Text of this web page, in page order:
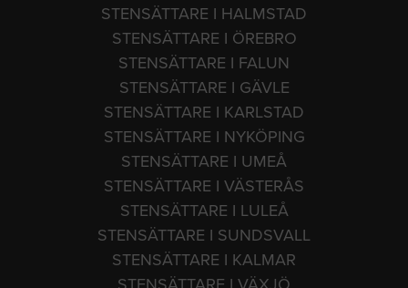
STENSÄTTARE I HALMSTAD
STENSÄTTARE I ÖREBRO
STENSÄTTARE I FALUN
STENSÄTTARE I GÄVLE
STENSÄTTARE I KARLSTAD
STENSÄTTARE I NYKÖPING
STENSÄTTARE I UMEÅ
STENSÄTTARE I VÄSTERÅS
STENSÄTTARE I LULEÅ
STENSÄTTARE I SUNDSVALL
STENSÄTTARE I KALMAR